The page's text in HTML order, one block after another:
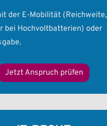
der E-Mobilität (Reichweite,
bei Hochvoltbatterien) oder
Jetzt Anspruch prüfen